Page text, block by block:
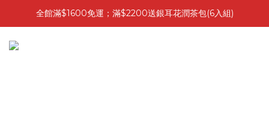
全館滿$1600免運；滿$2200送銀耳花潤茶包(6入組)